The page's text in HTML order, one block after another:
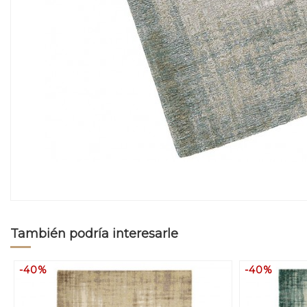
También podría interesarle
-40% -40%